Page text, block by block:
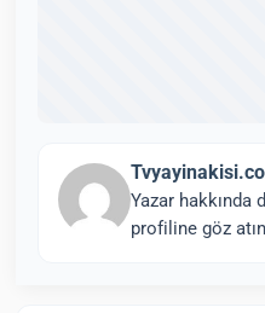
Yazar hakkında
profiline göz